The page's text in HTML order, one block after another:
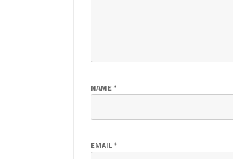
NAME*
EMAIL*